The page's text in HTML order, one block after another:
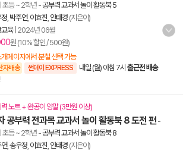
초등 ~ 2학년 -공부력 교과서 놀이 활동북 5
박주연, 이효진 안태경 (지은이)
교육| 2024년 06월
원 (10% 할인 / 500원)
개페이지에서 분철 선택 가능
자배송 썬데이 EXPRESS 내일 (월) 아침 7시 출근전 배송
력 노트 + 완공이 양말 (3만원 이상)
공부력 전과목 교과서 놀이 활동북 8 도전 편 -
초등 ~ 2학년 -공부력 교과서 놀이 활동북 8
연, 송우정 이효진 안태경 (지은이)